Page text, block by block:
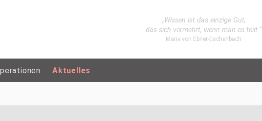
„Wissen ist das einzige Gut,
das sich vermehrt, wenn man es teilt.“
Marie von Ebner-Eschenbach
Aktuelles